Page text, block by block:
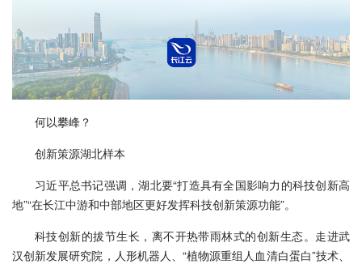
何以攀峰？
创新策源湖北样本
习近平总书记强调，湖北要“打造具有全国影响力的科技创新高
地”“在长江中游和中部地区更好发挥科技创新策源功能”。
科技创新的拔节生长，离不开热带雨林式的创新生态。走进武
汉创新发展研究院，人形机器人、“植物源重组人血清白蛋白”技术、